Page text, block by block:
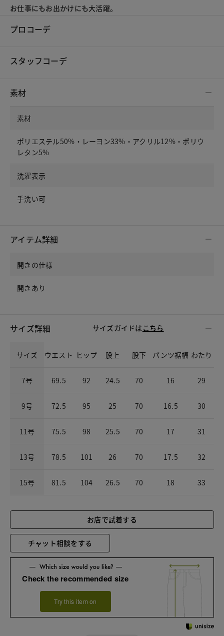
プロコーデ
スタッフコーデ
素材
素材
ポリエステル50%・レーヨン33%・アクリル12%・ポリウ
レタン5%
洗濯表示
手洗い可
アイテム詳細
開きの仕様
開きあり
サイズ詳細 サイズガイドは こちら
サイズ ウエスト ヒップ 股上 股下 パンツ裾幅 わたり
7号 69.5 92 24.5 70 16 29
9号 72.5 95 25 70 16.5 30
11号 75.5 98 25.5 70 17 31
13号 78.5 101 26 70 17.5 32
15号 81.5 104 26.5 70 18 33
お店で試着する
チャット相談をする
Check the recommended size
Try this item on